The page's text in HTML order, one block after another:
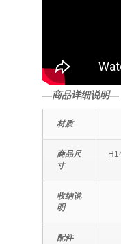
―商品详细说明―
材质
商品尺
寸
收纳说
明
配件